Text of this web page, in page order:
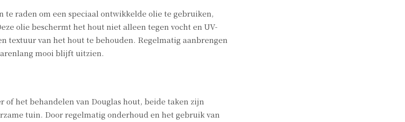
te raden om een speciaal ontwikkelde olie te gebruiken,
olie beschermt het hout niet alleen tegen vocht en UV-
textuur van het hout te behouden. Regelmatig aanbrengen
mooi blijft uitzien.
of het behandelen van Douglas hout, beide taken zijn
tuin. Door regelmatig onderhoud en het gebruik van